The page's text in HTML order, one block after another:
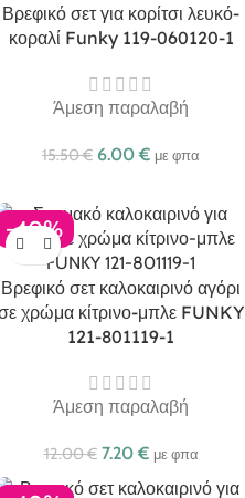
Βρεφικό σετ για κορίτσι λευκό-
κοραλί Funky 119-060120-1
Άμεση παραλαβή
15.50€ 6.00 € με φπα
-40%
Βρεφικό σετ καλοκαιρινό αγόρι
χρώμα κίτρινο-μπλε FUNKY
121-801119-1
Άμεση παραλαβή
12.00€ 7.20 € με φπα